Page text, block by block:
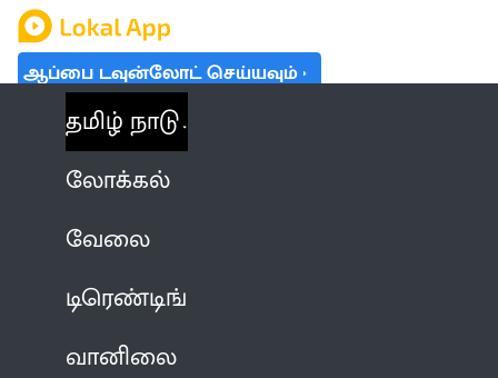
ஆப்பை டவுன்லோட் செய்யவும்
தமிழ் நாடு
லோக்கல்
வேலை
டிரெண்டிங்
வானிலை